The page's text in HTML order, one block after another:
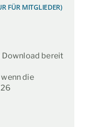
FÜR MITGLIEDER)
Download bereit
die